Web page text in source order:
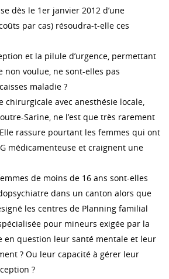
dès le 1er janvier 2012 d’une
par cas) résoudra-t-elle ces
et la pilule d’urgence, permettant
non voulue, ne sont-elles pas
maladie ?
chirurgicale avec anesthésie locale,
Sarine, ne l’est que très rarement
rassure pourtant les femmes qui ont
médicamenteuse et craignent une
de moins de 16 ans sont-elles
dans un canton alors que
les centres de Planning familial
pour mineurs exigée par la
en question leur santé mentale et leur
? Ou leur capacité à gérer leur
?